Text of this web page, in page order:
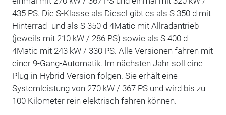
435 PS. Die S-Klasse als Diesel gibt es als S 350 d mit
Hinterrad- und als S 350 d 4Matic mit Allradantrieb
(jeweils mit 210 kW / 286 PS) sowie als S 400 d
4Matic mit 243 kW / 330 PS. Alle Versionen fahren mit
einer 9-Gang-Automatik. Im nächsten Jahr soll eine
Plug-in-Hybrid-Version folgen. Sie erhält eine
Systemleistung von 270 kW / 367 PS und wird bis zu
100 Kilometer rein elektrisch fahren können.